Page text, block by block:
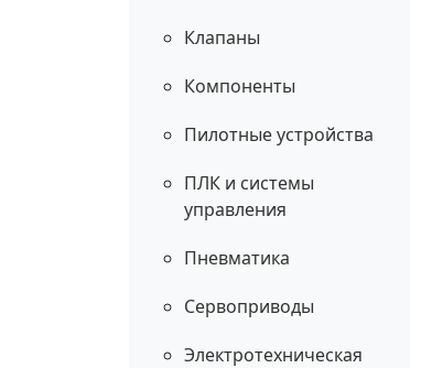
Клапаны
Компоненты
Пилотные устройства
ПЛК и системы
управления
Пневматика
Сервоприводы
Электротехническая